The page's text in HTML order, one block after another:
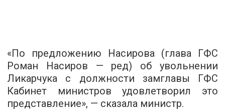
«По предложению Насирова (глава ГФС
Роман Насиров — ред) об увольнении
Ликарчука с должности замглавы ГФС
Кабинет министров удовлетворил это
представление», — сказала министр.